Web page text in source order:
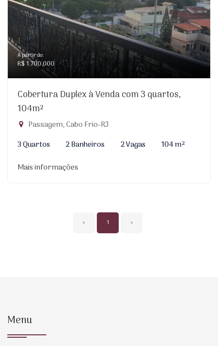
A partir de:
R$ 1.700.000
Cobertura Duplex à Venda com 3 quartos,
104m²
Passagem, Cabo Frio-RJ
3 Quartos
2 Banheiros 2 Vagas
104 m²
Mais informações
‹ 1 ›
Menu